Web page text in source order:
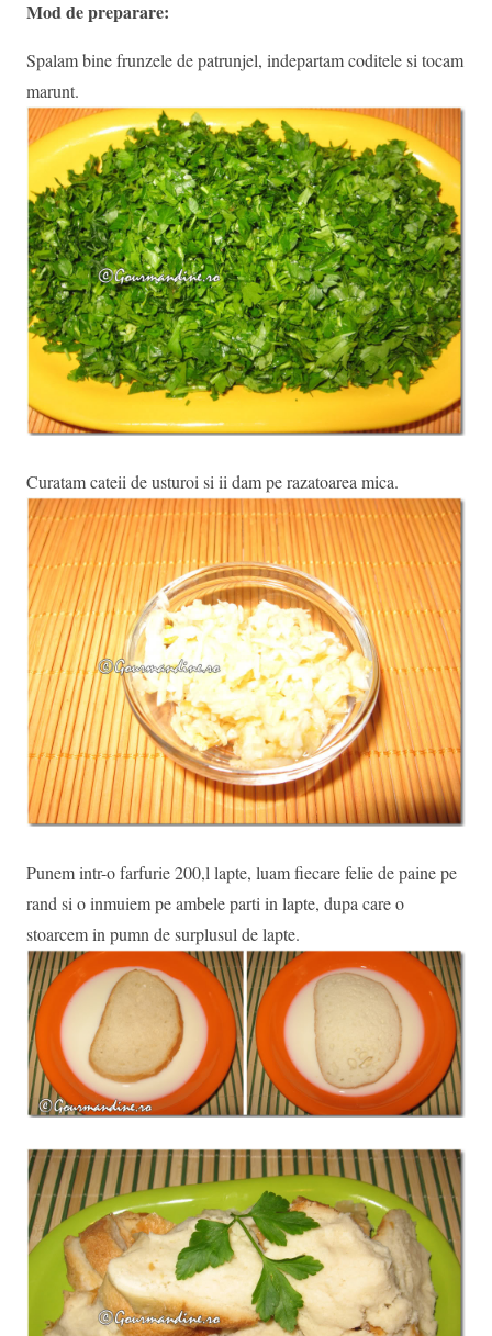
Mod de preparare:
Spalam bine frunzele de patrunjel, indepartam coditele si tocam
marunt.
Curatam cateii de usturoi si ii dam pe razatoarea mica.
Punem intr-o farfurie 200,l lapte, luam fiecare felie de paine pe
rand si o inmuiem pe ambele parti in lapte, dupa care o
stoarcem in pumn de surplusul de lapte.